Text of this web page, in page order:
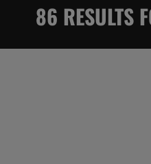
86 RESULTS